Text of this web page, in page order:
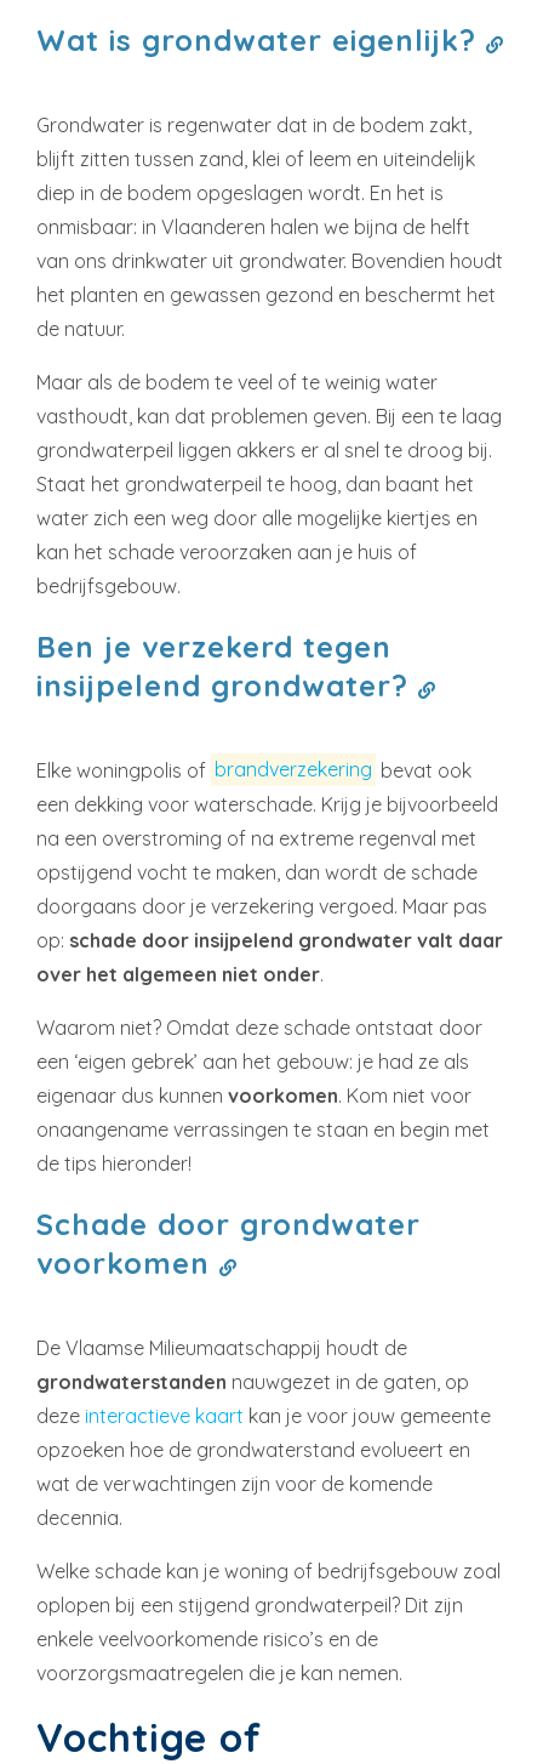
Wat is grondwater eigenlijk?
Grondwater is regenwater dat in de bodem zakt,
blijft zitten tussen zand, klei of leem en uiteindelijk
diep in de bodem opgeslagen wordt. En het is
onmisbaar: in Vlaanderen halen we bijna de helft
van ons drinkwater uit grondwater. Bovendien houdt
het planten en gewassen gezond en beschermt het
de natuur.
Maar als de bodem te veel of te weinig water
vasthoudt, kan dat problemen geven. Bij een te laag
grondwaterpeil liggen akkers er al snel te droog bij.
Staat het grondwaterpeil te hoog, dan baant het
water zich een weg door alle mogelijke kiertjes en
kan het schade veroorzaken aan je huis of
bedrijfsgebouw.
Ben je verzekerd tegen
insijpelend grondwater?
Elke woningpolis of brandverzekering bevat ook
een dekking voor waterschade. Krijg je bijvoorbeeld
na een overstroming of na extreme regenval met
opstijgend vocht te maken, dan wordt de schade
doorgaans door je verzekering vergoed. Maar pas
op: schade door insijpelend grondwater valt daar
over het algemeen niet onder.
Waarom niet? Omdat deze schade ontstaat door
een ‘eigen gebrek’ aan het gebouw: je had ze als
eigenaar dus kunnen voorkomen. Kom niet voor
onaangename verrassingen te staan en begin met
de tips hieronder!
Schade door grondwater
voorkomen
De Vlaamse Milieumaatschappij houdt de
grondwaterstanden nauwgezet in de gaten, op
deze interactieve kaart kan je voor jouw gemeente
opzoeken hoe de grondwaterstand evolueert en
wat de verwachtingen zijn voor de komende
decennia.
Welke schade kan je woning of bedrijfsgebouw zoal
oplopen bij een stijgend grondwaterpeil? Dit zijn
enkele veelvoorkomende risico’s en de
voorzorgsmaatregelen die je kan nemen.
Vochtige of